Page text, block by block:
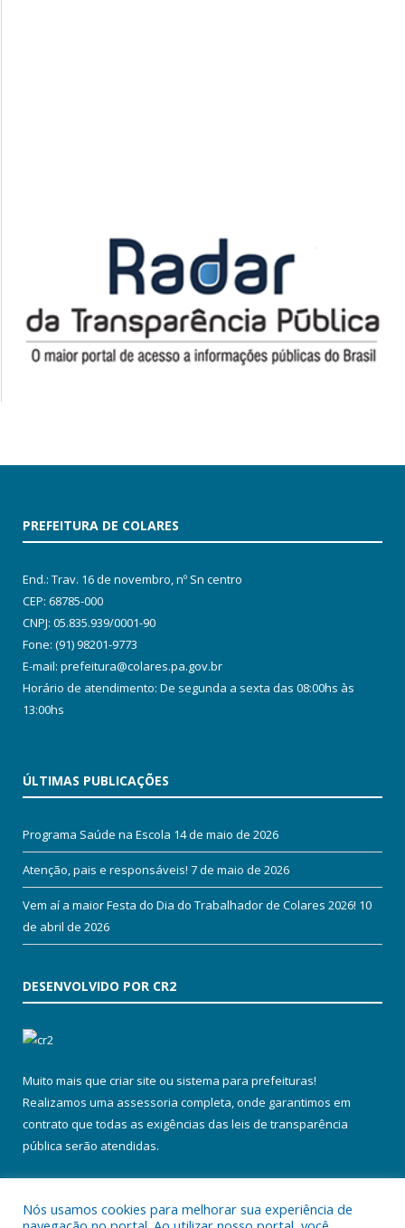
PREFEITURA DE COLARES
End.: Trav. 16 de novembro, nº Sn centro
CEP: 68785-000
CNPJ: 05.835.939/0001-90
Fone: (91) 98201-9773
E-mail: prefeitura@colares.pa.gov.br
Horário de atendimento: De segunda a sexta das 08:00hs às
13:00hs
ÚLTIMAS PUBLICAÇÕES
Programa Saúde na Escola 14 de maio de 2026
Atenção, pais e responsáveis! 7 de maio de 2026
Vem aí a maior Festa do Dia do Trabalhador de Colares 2026! 10
de abril de 2026
DESENVOLVIDO POR CR2
Muito mais que criar site ou sistema para prefeituras!
Realizamos uma assessoria completa, onde garantimos em
contrato que todas as exigências das leis de transparência
pública serão atendidas.
Nós usamos cookies para melhorar sua experiência de